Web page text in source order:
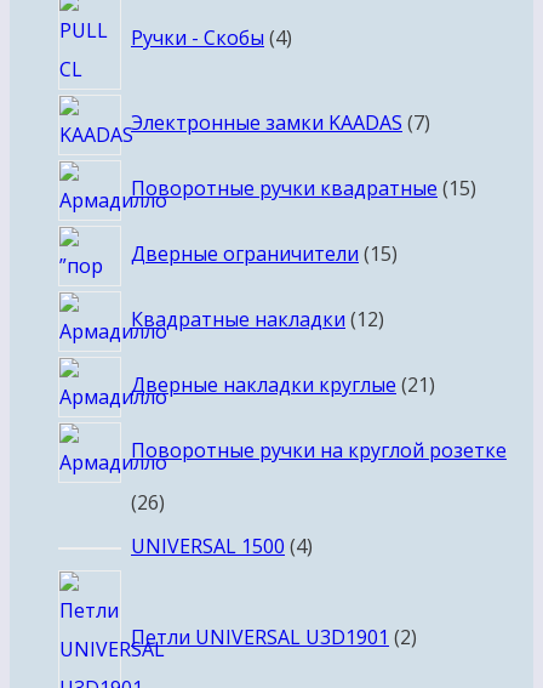
Ручки - Скобы 4товара
Электронные замки KAADAS 77
Поворотные ручки квадратные 1515
Дверные ограничители 1515
Квадратные накладки 1212
Дверные накладки круглые 2121
Поворотные ручки на круглой розетке
2626
товаров
UNIVERSAL 1500 44
Петли UNIVERSAL U3D1901 2товара